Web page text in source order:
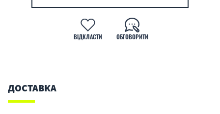
ВІДКЛАСТИ ОБГОВОРИТИ
ДОСТАВКА